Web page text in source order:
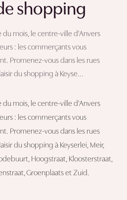
shopping
mois, le centre-ville d'Anvers
: les commerçants vous
Promenez-vous dans les rues
du shopping à Keyse...
mois, le centre-ville d'Anvers
: les commerçants vous
Promenez-vous dans les rues
du shopping à Keyserlei, Meir,
Hoogstraat, Kloosterstraat,
Groenplaats et Zuid.